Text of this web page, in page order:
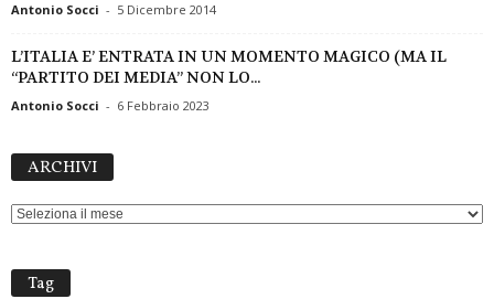
Antonio Socci - 5 Dicembre 2014
L’ITALIA E’ ENTRATA IN UN MOMENTO MAGICO (MA IL
“PARTITO DEI MEDIA” NON LO...
Antonio Socci - 6 Febbraio 2023
ARCHIVI
Tag